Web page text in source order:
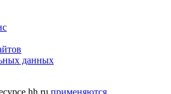
данных
hh.ru применяются